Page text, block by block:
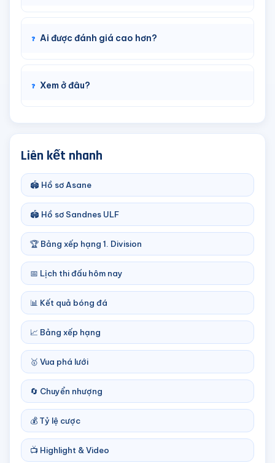
Ai được đánh giá cao hơn?
Xem ở đâu?
Liên kết nhanh
🏟️ Hồ sơ Asane
🏟️ Hồ sơ Sandnes ULF
🏆 Bảng xếp hạng 1. Division
📅 Lịch thi đấu hôm nay
📊 Kết quả bóng đá
📈 Bảng xếp hạng
🥇 Vua phá lưới
🔄 Chuyển nhượng
💰 Tỷ lệ cược
📺 Highlight & Video